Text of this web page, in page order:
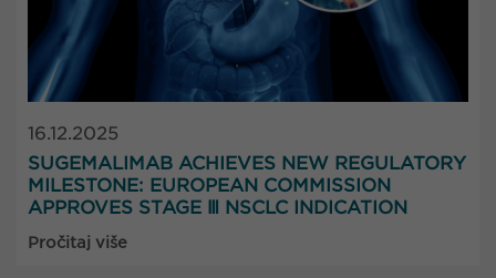
16.12.2025
SUGEMALIMAB ACHIEVES NEW REGULATORY
MILESTONE: EUROPEAN COMMISSION
APPROVES STAGE Ⅲ NSCLC INDICATION
Pročitaj više